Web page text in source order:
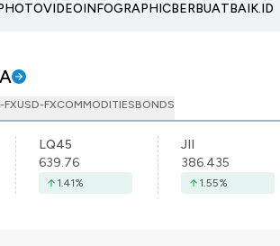
VIDEOINFOGRAPHICBERBUATBAIK.ID
FXUSD-FXCOMMODITIESBONDS
LQ45
639.76
1.41%
JII
386.435
1.55%